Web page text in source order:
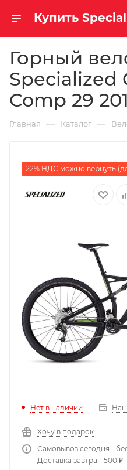
Горный
Specialized
Comp 29
Главная — Каталог —
22% НДС можно вернуть
Нет в наличии
Хочу в подарок
Самовывоз сегодня -
Доставка завтра - 500 ₽